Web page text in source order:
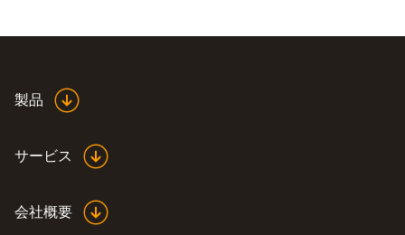
製品
サービス
会社概要